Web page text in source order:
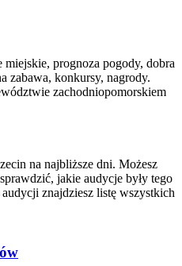
prognoza pogody, dobra
zabawa, konkursy, nagrody.
zachodniopomorskiem
na najbliższe dni. Możesz
jakie audycje były tego
znajdziesz listę wszystkich